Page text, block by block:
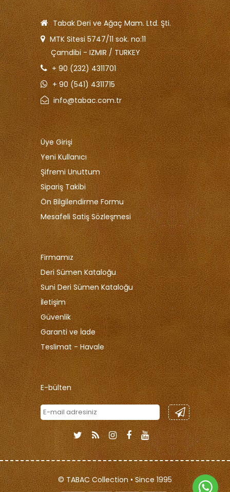
Tabak Deri ve Ağaç Mam. Ltd. Şti.
MTK Sitesi 5747/11 sok. no:11
Çamdibi - IZMIR / TURKEY
+ 90 (232) 4311701
+ 90 (541) 4311715
info@tabac.com.tr
Üye Girişi
Yeni Kullanıcı
Şifremi Unuttum
Sipariş Takibi
Ön Bilgilendirme Formu
Mesafeli Satiş Sözleşmesi
Firmamız
Deri Sümen Kataloğu
Suni Deri Sümen Kataloğu
İletişim
Güvenlik
Garanti ve İade
Teslimat - Havale
E-bülten
© TABAC Collection • Since 1995